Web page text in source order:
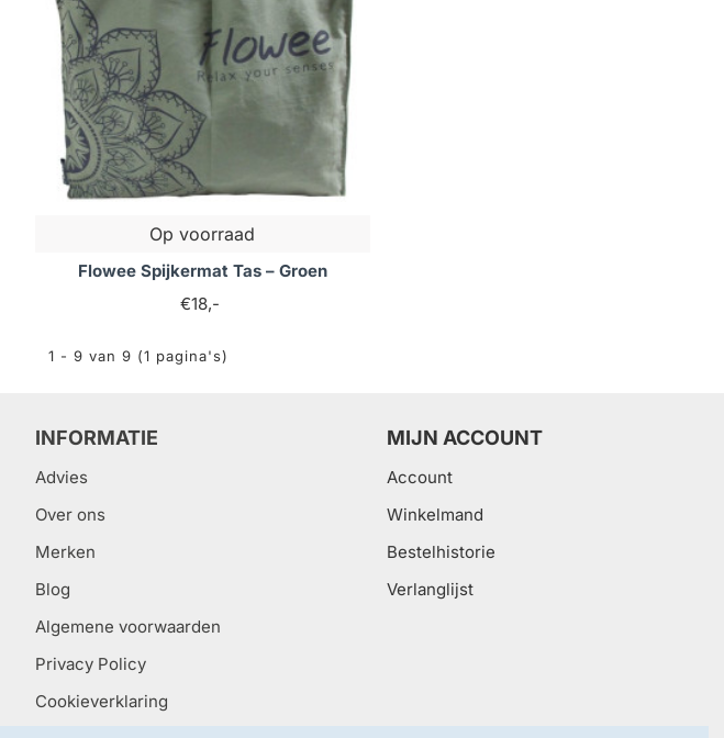
Op voorraad
Flowee Spijkermat Tas – Groen
€18,-
1 - 9 van 9 (1 pagina's)
INFORMATIE
Advies
Over ons
Merken
Blog
Algemene voorwaarden
Privacy Policy
Cookieverklaring
MIJN ACCOUNT
Account
Winkelmand
Bestelhistorie
Verlanglijst